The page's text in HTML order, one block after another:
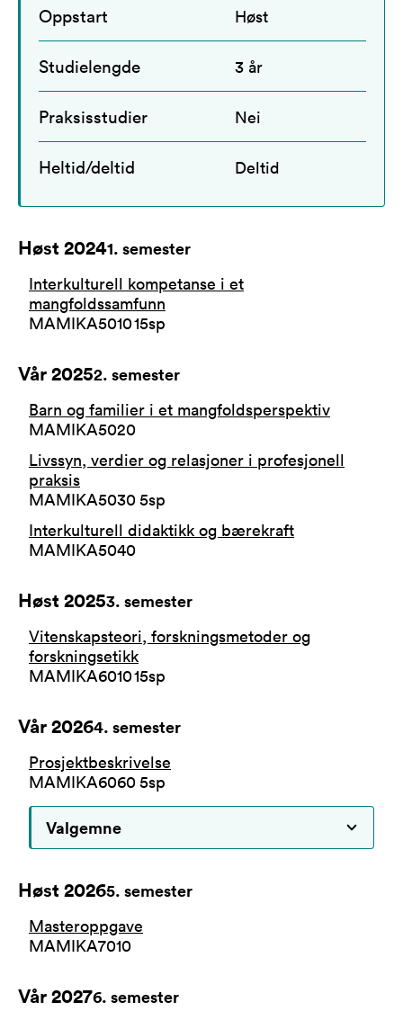
Oppstart Høst
Studielengde 3 år
Praksisstudier Nei
Heltid/deltid Deltid
Høst 20241. semester
Interkulturell kompetanse i et
mangfoldssamfunn
MAMIKA501015sp
Vår 20252. semester
Barn og familier i et mangfoldsperspektiv
MAMIKA5020
Livssyn, verdier og relasjoner i profesjonell
praksis
MAMIKA50305sp
Interkulturell didaktikk og bærekraft
MAMIKA5040
Høst 20253. semester
Vitenskapsteori, forskningsmetoder og
forskningsetikk
MAMIKA601015sp
Vår 20264. semester
Prosjektbeskrivelse
MAMIKA60605sp
Valgemne
Høst 20265. semester
Masteroppgave
MAMIKA7010
Vår 20276. semester